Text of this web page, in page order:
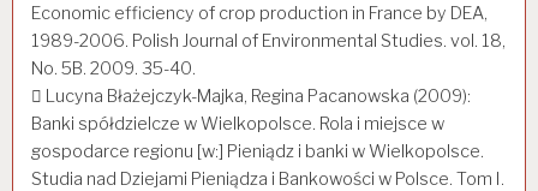
Economic efficiency of crop production in France by DEA,
1989-2006. Polish Journal of Environmental Studies. vol. 18,
No. 5B. 2009. 35-40.
 Lucyna Błażejczyk-Majka, Regina Pacanowska (2009):
Banki spółdzielcze w Wielkopolsce. Rola i miejsce w
gospodarce regionu [w:] Pieniądz i banki w Wielkopolsce.
Studia nad Dziejami Pieniądza i Bankowości w Polsce. Tom I.